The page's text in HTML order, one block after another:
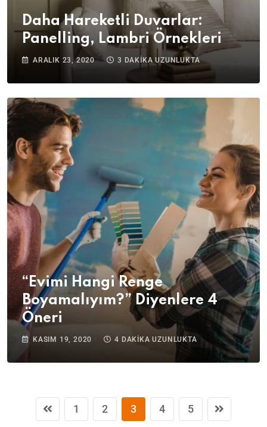
Daha Hareketli Duvarlar:
Panelling, Lambri Örnekleri
ARALIK 23, 2020 3 DAKIKA UZUNLUKTA
“Evimi Hangi Renge
Boyamalıyım?” Diyenlere 4
Öneri
KASIM 19, 2020 4 DAKIKA UZUNLUKTA
1 2 3 4 5